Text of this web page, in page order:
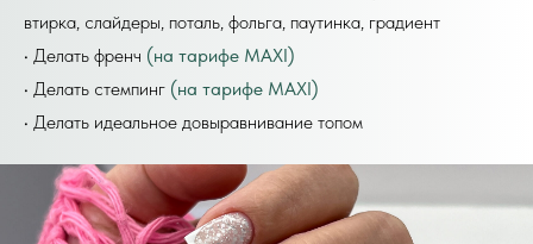
втирка, слайдеры, поталь, фольга, паутинка, градиент
• Делать френч (на тарифе MAXI)
• Делать стемпинг (на тарифе MAXI)
• Делать идеальное довыравнивание топом